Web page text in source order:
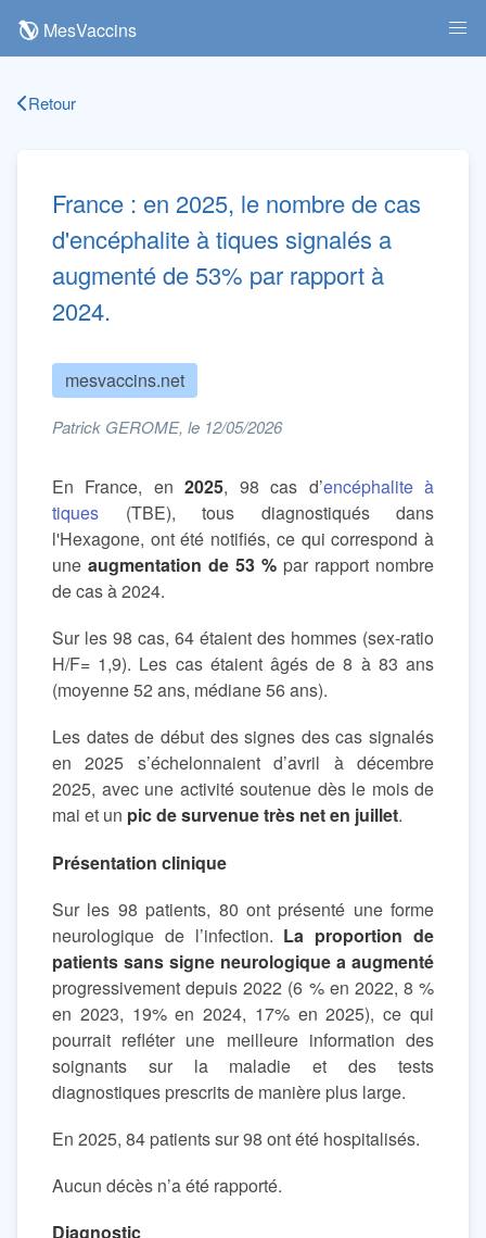
MesVaccins
Retour
France : en 2025, le nombre de cas
d'encéphalite à tiques signalés a
augmenté de 53% par rapport à
2024.
mesvaccins.net
Patrick GEROME, le 12/05/2026
En France, en2025, 98 cas d’encéphalite à
tiques (TBE), tous diagnostiqués dans
l'Hexagone, ont été notifiés, ce qui correspond à
une augmentation de 53 % par rapport nombre
de cas à 2024.
Sur les 98 cas, 64 étaient des hommes (sex-ratio
H/F= 1,9). Les cas étaient âgés de 8 à 83 ans
(moyenne 52 ans, médiane 56 ans).
Les dates de début des signes des cas signalés
en 2025 s’échelonnaient d’avril à décembre
2025, avec une activité soutenue dès le mois de
mai et un pic de survenue très net en juillet.
Présentation clinique
Sur les 98 patients, 80 ont présenté une forme
neurologique de l’infection. La proportion de
patients sans signe neurologique a augmenté
progressivement depuis 2022 (6 % en 2022, 8 %
en 2023, 19% en 2024, 17% en 2025), ce qui
pourrait refléter une meilleure information des
soignants sur la maladie et des tests
diagnostiques prescrits de manière plus large.
En 2025, 84 patients sur 98 ont été hospitalisés.
Aucun décès n’a été rapporté.
Diagnostic